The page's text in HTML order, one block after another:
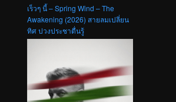
เร็วๆ นี้ – Spring Wind – The
Awakening (2026) สายลมเปลี่ยน
ทิศ ปวงประชาตื่นรู้